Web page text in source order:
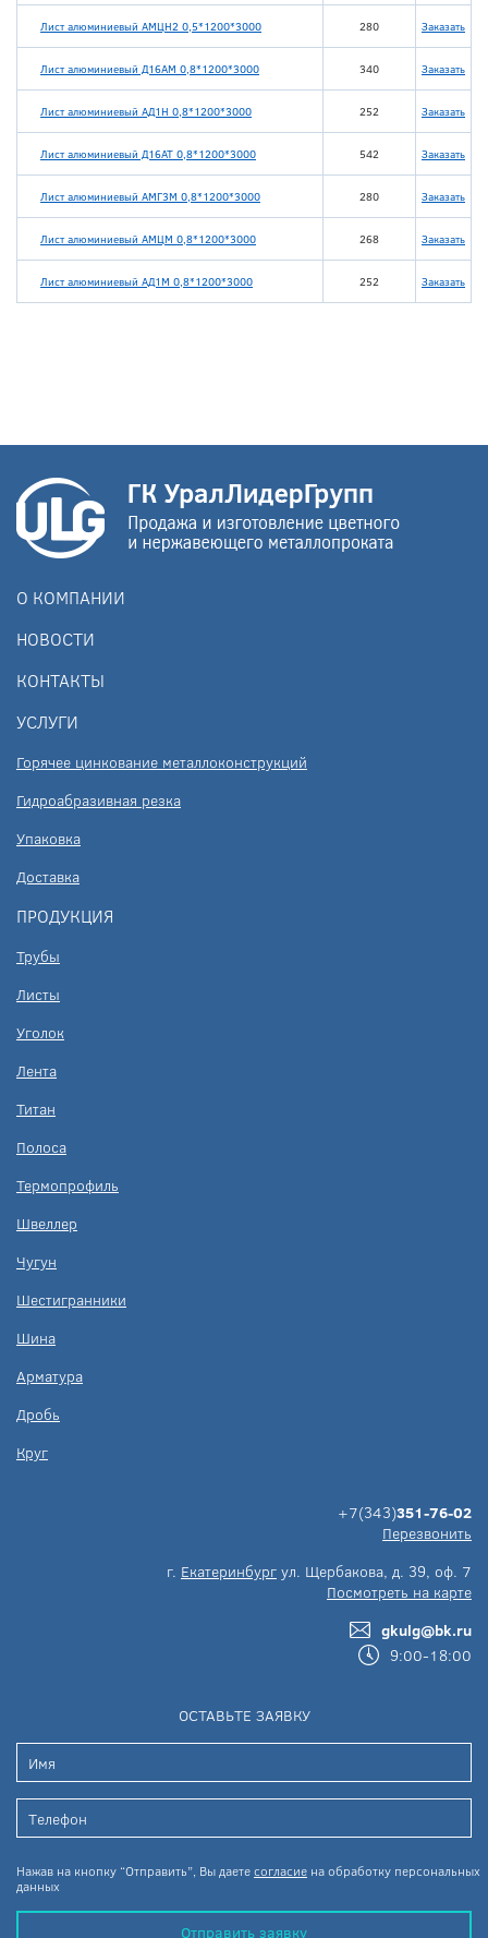
Лист алюминиевый АМЦН2 0,5*1200*3000 280 Заказать
Лист алюминиевый Д16АМ 0,8*1200*3000 340 Заказать
Лист алюминиевый АД1Н 0,8*1200*3000 252 Заказать
Лист алюминиевый Д16АТ 0,8*1200*3000 542 Заказать
Лист алюминиевый АМГ3М 0,8*1200*3000 280 Заказать
Лист алюминиевый АМЦМ 0,8*1200*3000 268 Заказать
Лист алюминиевый АД1М 0,8*1200*3000 252 Заказать
О КОМПАНИИ
НОВОСТИ
КОНТАКТЫ
УСЛУГИ
Горячее цинкование металлоконструкций
Гидроабразивная резка
Упаковка
Доставка
ПРОДУКЦИЯ
Трубы
Листы
Уголок
Лента
Титан
Полоса
Термопрофиль
Швеллер
Чугун
Шестигранники
Шина
Арматура
Дробь
Круг
+7(343)351-76-02
Перезвонить
г. Екатеринбург ул. Щербакова, д. 39, оф. 7
Посмотреть на карте
gkulg@bk.ru
9:00-18:00
ОСТАВЬТЕ ЗАЯВКУ
Нажав на кнопку “Отправить”, Вы даетесогласие на обработку персональных
данных
Отправить заявку